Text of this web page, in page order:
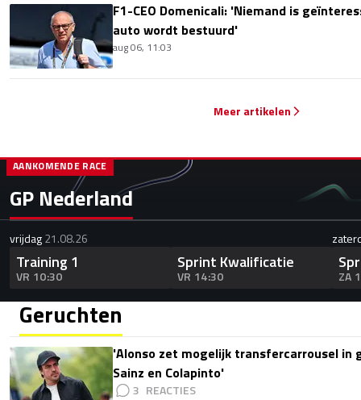
F1-CEO Domenicali: 'Niemand is
auto wordt bestuurd'
aug 06, 11:03
Meer artikelen
GP Nederland
AANKOMENDE RACE
vrijdag21.08.26
Training 1
VR 10:30
Sprint Kwalificatie
VR 14:30 ZA
Geruchten
'Alonso zet mogelijk transfercarrousel in
Sainz en Colapinto'
3